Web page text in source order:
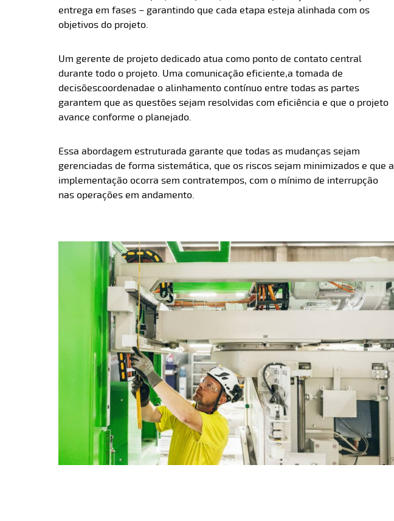
entrega em fases – garantindo que cada etapa esteja alinhada com os
objetivos do projeto.
Um gerente de projeto dedicado atua como ponto de contato central
durante todo o projeto. Uma comunicação eficiente,a tomada de
decisõescoordenadae o alinhamento contínuo entre todas as partes
garantem que as questões sejam resolvidas com eficiência e que o projeto
avance conforme o planejado.
Essa abordagem estruturada garante que todas as mudanças sejam
gerenciadas de forma sistemática, que os riscos sejam minimizados e que a
implementação ocorra sem contratempos, com o mínimo de interrupção
nas operações em andamento.